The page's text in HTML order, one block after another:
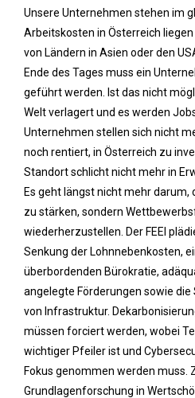
Unsere Unternehmen stehen im
Arbeitskosten in Österreich
von Ländern in Asien oder den
Ende des Tages muss ein
geführt werden. Ist das nicht
Welt verlagert und es werden
Unternehmen stellen sich nicht
noch rentiert, in Österreich zu
Standort schlicht nicht mehr in
Es geht längst nicht mehr
zu stärken, sondern
wiederherzustellen. Der FEEI
Senkung der Lohnnebenkosten,
überbordenden Bürokratie,
angelegte Förderungen sowie
von Infrastruktur.
müssen forciert werden, wobei
wichtiger Pfeiler ist und
Fokus genommen werden muss.
Grundlagenforschung in